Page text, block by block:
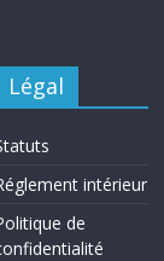
Légal
intérieur
de